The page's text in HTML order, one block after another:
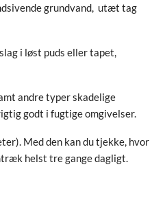
grundvand, utæt tag
i løst puds eller tapet,
andre typer skadelige
godt i fugtige omgivelser.
Med den kan du tjekke, hvor
helst tre gange dagligt.